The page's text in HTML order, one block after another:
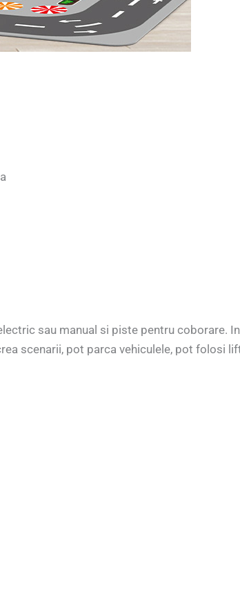
sau manual si piste pentru coborare.
scenarii, pot parca vehiculele, pot folosi